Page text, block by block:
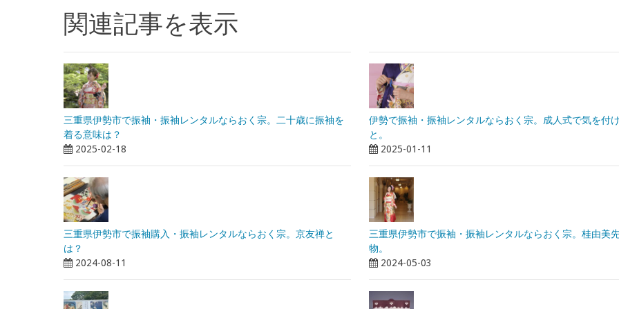
関連記事を表示
三重県伊勢市で振袖・振袖レンタルならおく宗。二十歳に振袖を
着る意味は？
2025-02-18
伊勢で振袖・振袖レンタルならおく宗。成人式で気を付
と。
2025-01-11
三重県伊勢市で振袖購入・振袖レンタルならおく宗。京友禅と
は？
2024-08-11
三重県伊勢市で振袖・振袖レンタルならおく宗。桂由美
物。
2024-05-03